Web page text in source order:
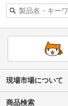
現場市場について
商品検索